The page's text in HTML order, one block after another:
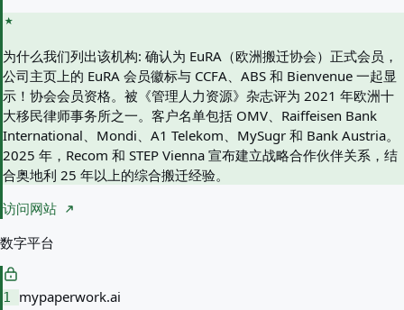
为什么我们列出该机构: 确认为 EuRA（欧洲搬迁协会）正式会员，
公司主页上的 EuRA 会员徽标与 CCFA、ABS 和 Bienvenue 一起显
示！协会会员资格。被《管理人力资源》杂志评为 2021 年欧洲十
大移民律师事务所之一。客户名单包括 OMV、Raiffeisen Bank
International、Mondi、A1 Telekom、MySugr 和 Bank Austria。
2025 年，Recom 和 STEP Vienna 宣布建立战略合作伙伴关系，结
合奥地利 25 年以上的综合搬迁经验。
访问网站
数字平台
1 mypaperwork.ai